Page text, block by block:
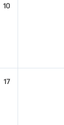
10
17